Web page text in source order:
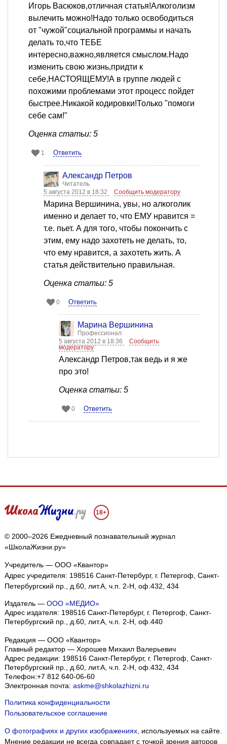
Игорь Васюков,отличная статья!Алкоголизм
вылечить можно!Надо только освободиться
от "чужой"социальной программы и начать
делать то,что ТЕБЕ
интересно,важно,является смыслом.Надо
изменить свою жизнь,придти к
себе,НАСТОЯЩЕМУ!А в группе людей с
похожими проблемами этот процесс пойдет
быстрее.Никакой кодировки!Только "помоги
себе сам!"
Оценка статьи: 5
1 Ответить
Александр Петров
Читатель
5 августа 2012 в 18:32
Сообщить модератору
Марина Вершинина, увы, но алкоголик
именно и делает то, что ЕМУ нравится =
т.е. пьет. А для того, чтобы покончить с
этим, ему надо захотеть не делать, то,
что ему нравится, а захотеть жить. А
статья действительно правильная.
Оценка статьи: 5
0 Ответить
Марина Вершинина
Профессионал
5 августа 2012 в 18:36
Сообщить
модератору
Александр Петров,так ведь и я же
про это!
Оценка статьи: 5
0 Ответить
18+
© 2000–2026 Ежедневный познавательный журнал
«ШколаЖизни.ру»
Учредитель — ООО «Квантор»
Адрес учредителя: 198516 Санкт-Петербург, г. Петергоф, Санкт-
Петербургский пр., д.60, лит.А, ч.п. 2-Н, оф.432, 434
Издатель — ООО «МЕДИО»
Адрес издателя: 198516 Санкт-Петербург, г. Петергоф, Санкт-
Петербургский пр., д.60, лит.А, ч.п. 2-Н, оф.440
Редакция — ООО «Квантор»
Главный редактор — Хорошев Михаил Валерьевич
Адрес редакции: 198516 Санкт-Петербург, г. Петергоф Санкт-
Петербургский пр., д.60, лит.А, ч.п. 2-Н, оф.432, 434
Телефон:+7 812 640-06-60
Электронная почта: askme@shkolazhizni.ru
Политика конфиденциальности
Пользовательское соглашение
О фотографиях и других изображениях, используемых на сайте.
Мнение редакции не всегда совпадает с точкой зрения авторов